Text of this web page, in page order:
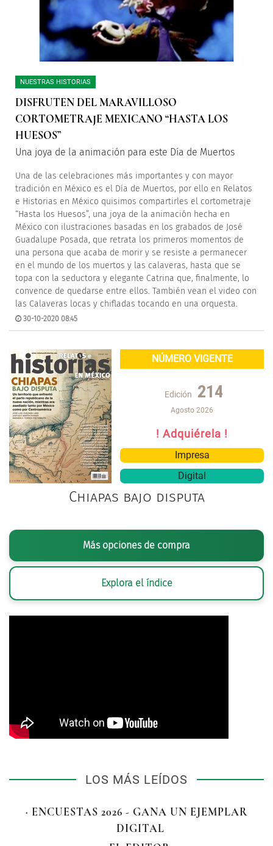
NUESTRAS HISTORIAS
DISFRUTEN DEL MARAVILLOSO
CORTOMETRAJE MEXICANO “HASTA LOS
HUESOS”
Una joya de la animación para este Día de Muertos
Una de las celebraciones más importantes y con mayor
tradición en México es el Día de Muertos, por ello en Relatos
e Historias en México quisimos compartirles el cortometraje
“Hasta los Huesos”, una joya de la animación hecha en
México con ilustraciones basadas en los grabados de José
Guadalupe Posada, que retrata los primeros momentos de
una persona que acaba de morir y se resiste a permanecer
en el mundo de los muertos y las calaveras, hasta que se
topa con la seductora y elegante Catrina que, finalmente, lo
convence de quedarse entre ellos. También vean el video con
las Calaveras locas y chifladas tocando en una orquesta.
30-10-2020 08:45
NÚMERO VIGENTE
Edición 214
Agosto 2026
! Adquiérela !
Impresa
Digital
Chiapas bajo disputa
Más opciones de compra
Explora el índice
LOS MÁS LEÍDOS
· ENCUESTAS 2026 - GANA UN EJEMPLAR
DIGITAL